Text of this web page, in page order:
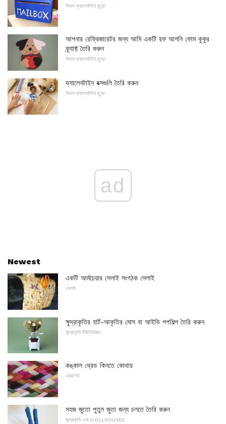
কিডস ভ্যালেনটাইন ছুড়ো
আপনার রেফ্রিজারেটর জন্য আমি একটি রফ আপনি ফোম কুকুর
ক্র্যাফ্ট তৈরি করুন
কিডস ভ্যালেনটাইন ছুড়ো
ভ্যালেনটাইন বক্সগুলি তৈরি করুন
কিডস ভ্যালেনটাইন ছুড়ো
ad
Newest
একটি আর্মচেয়ার সেলাই সংগঠক সেলাই
সেলাই
ক্ষুদ্রাকৃতির হার্ট-আকৃতির মোস বা আইভি পপশিল্প তৈরি করুন
ক্ষুদ্রাকৃতি টিউটোরিয়াল
কঙ্কাল থ্রেড কিনতে কোথায়
ক্রোশেই
সহজ জুতো পুতুল জুতা জন্য চলতে তৈরি করুন
ক্ষুদ্রাকৃতি এবং DOLLHOUSES